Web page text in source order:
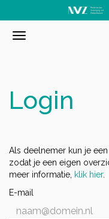
Login
Als deelnemer kun je
zodat je een eigen
meer informatie, klik hier.
E-mail